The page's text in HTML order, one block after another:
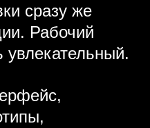
сразу же
Рабочий
увлекательный.